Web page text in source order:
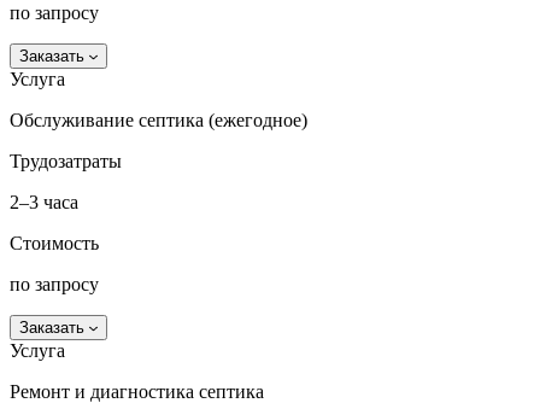
по запросу
Заказать
Услуга
Обслуживание септика (ежегодное)
Трудозатраты
2–3 часа
Стоимость
по запросу
Заказать
Услуга
Ремонт и диагностика септика